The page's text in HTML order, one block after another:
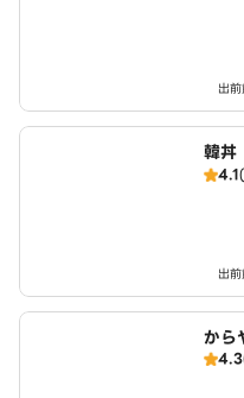
出
韓
4.1
出
から
4.3